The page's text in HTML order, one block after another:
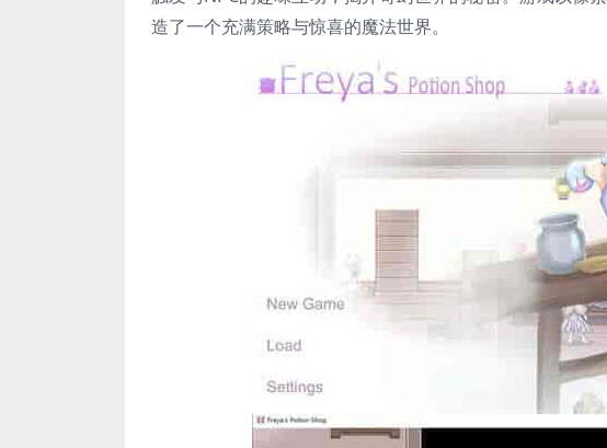
造了一个充满策略与惊喜的魔法世界。